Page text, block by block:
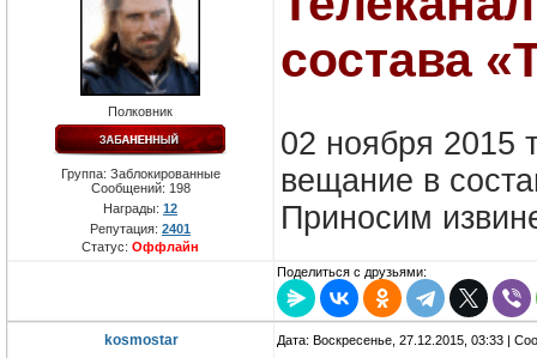
Полковник
Группа: Заблокированные
Сообщений: 198
Награды: 12
Репутация: 2401
Статус: Оффлайн
состава
02 ноября 2015
вещание в
Приносим
Поделиться с друзьями:
kosmostar Дата: Воскресенье, 27.12.2015, 03:33 |